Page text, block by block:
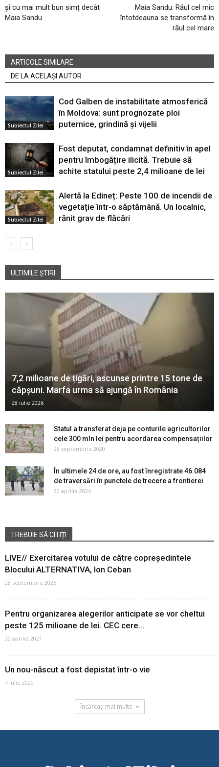
și cu mai mult bun simț decât
Maia Sandu
Maia Sandu: Răul cel mic
întotdeauna se transformă în
răul cel mare
ARTICOLE SIMILARE
DE LA ACELAȘI AUTOR
Subiectul Zilei
Cod Galben de instabilitate atmosferică
în Moldova: sunt prognozate ploi
puternice, grindină și vijelii
Subiectul Zilei
Fost deputat, condamnat definitiv în apel
pentru îmbogățire ilicită. Trebuie să
achite statului peste 2,4 milioane de lei
Subiectul Zilei
Alertă la Edineț: Peste 100 de incendii de
vegetație într-o săptămână. Un localnic,
rănit grav de flăcări
ULTIMILE ȘTIRI
7,2 milioane de țigări, ascunse printre 15 tone de
căpșuni. Marfa urma să ajungă în România
28 iulie 2026
Statul a transferat deja pe conturile agricultorilor
cele 300 mln lei pentru acordarea compensațiilor
28 septembrie 2020
În ultimele 24 de ore, au fost înregistrate 46.084
de traversări în punctele de trecere a frontierei
30 aprilie 2024
TREBUIE SĂ CITIȚI
LIVE// Exercitarea votului de către copreședintele
Blocului ALTERNATIVA, Ion Ceban
28 septembrie 2025
Pentru organizarea alegerilor anticipate se vor cheltui
peste 125 milioane de lei. CEC cere...
30 aprilie 2021
Un nou-născut a fost depistat într-o vie
7 iulie 2020
Încărcați mai multe